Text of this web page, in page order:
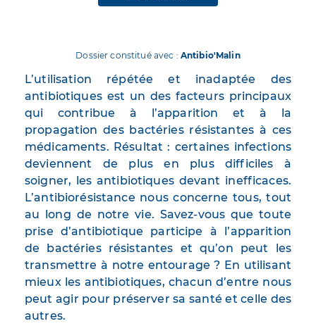
Dossier constitué avec : Antibio'Malin
L’utilisation répétée et inadaptée des
antibiotiques est un des facteurs principaux
qui contribue à l’apparition et à la
propagation des bactéries résistantes à ces
médicaments. Résultat : certaines infections
deviennent de plus en plus difficiles à
soigner, les antibiotiques devant inefficaces.
L’antibiorésistance nous concerne tous, tout
au long de notre vie. Savez-vous que toute
prise d’antibiotique participe à l’apparition
de bactéries résistantes et qu’on peut les
transmettre à notre entourage ? En utilisant
mieux les antibiotiques, chacun d’entre nous
peut agir pour préserver sa santé et celle des
autres.